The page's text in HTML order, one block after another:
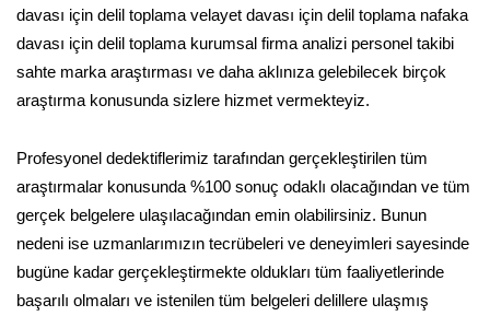
davası için delil toplama velayet davası için delil toplama nafaka
davası için delil toplama kurumsal firma analizi personel takibi
sahte marka araştırması ve daha aklınıza gelebilecek birçok
araştırma konusunda sizlere hizmet vermekteyiz.
Profesyonel dedektiflerimiz tarafından gerçekleştirilen tüm
araştırmalar konusunda %100 sonuç odaklı olacağından ve tüm
gerçek belgelere ulaşılacağından emin olabilirsiniz. Bunun
nedeni ise uzmanlarımızın tecrübeleri ve deneyimleri sayesinde
bugüne kadar gerçekleştirmekte oldukları tüm faaliyetlerinde
başarılı olmaları ve istenilen tüm belgeleri delillere ulaşmış